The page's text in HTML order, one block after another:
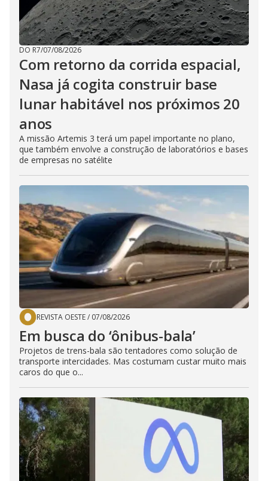
DO R7/07/08/2026
Com retorno da corrida espacial,
Nasa já cogita construir base
lunar habitável nos próximos 20
anos
A missão Artemis 3 terá um papel importante no plano,
que também envolve a construção de laboratórios e bases
de empresas no satélite
REVISTA OESTE/ 07/08/2026
Em busca do ‘ônibus-bala’
Projetos de trens-bala são tentadores como solução de
transporte intercidades. Mas costumam custar muito mais
caros do que o...